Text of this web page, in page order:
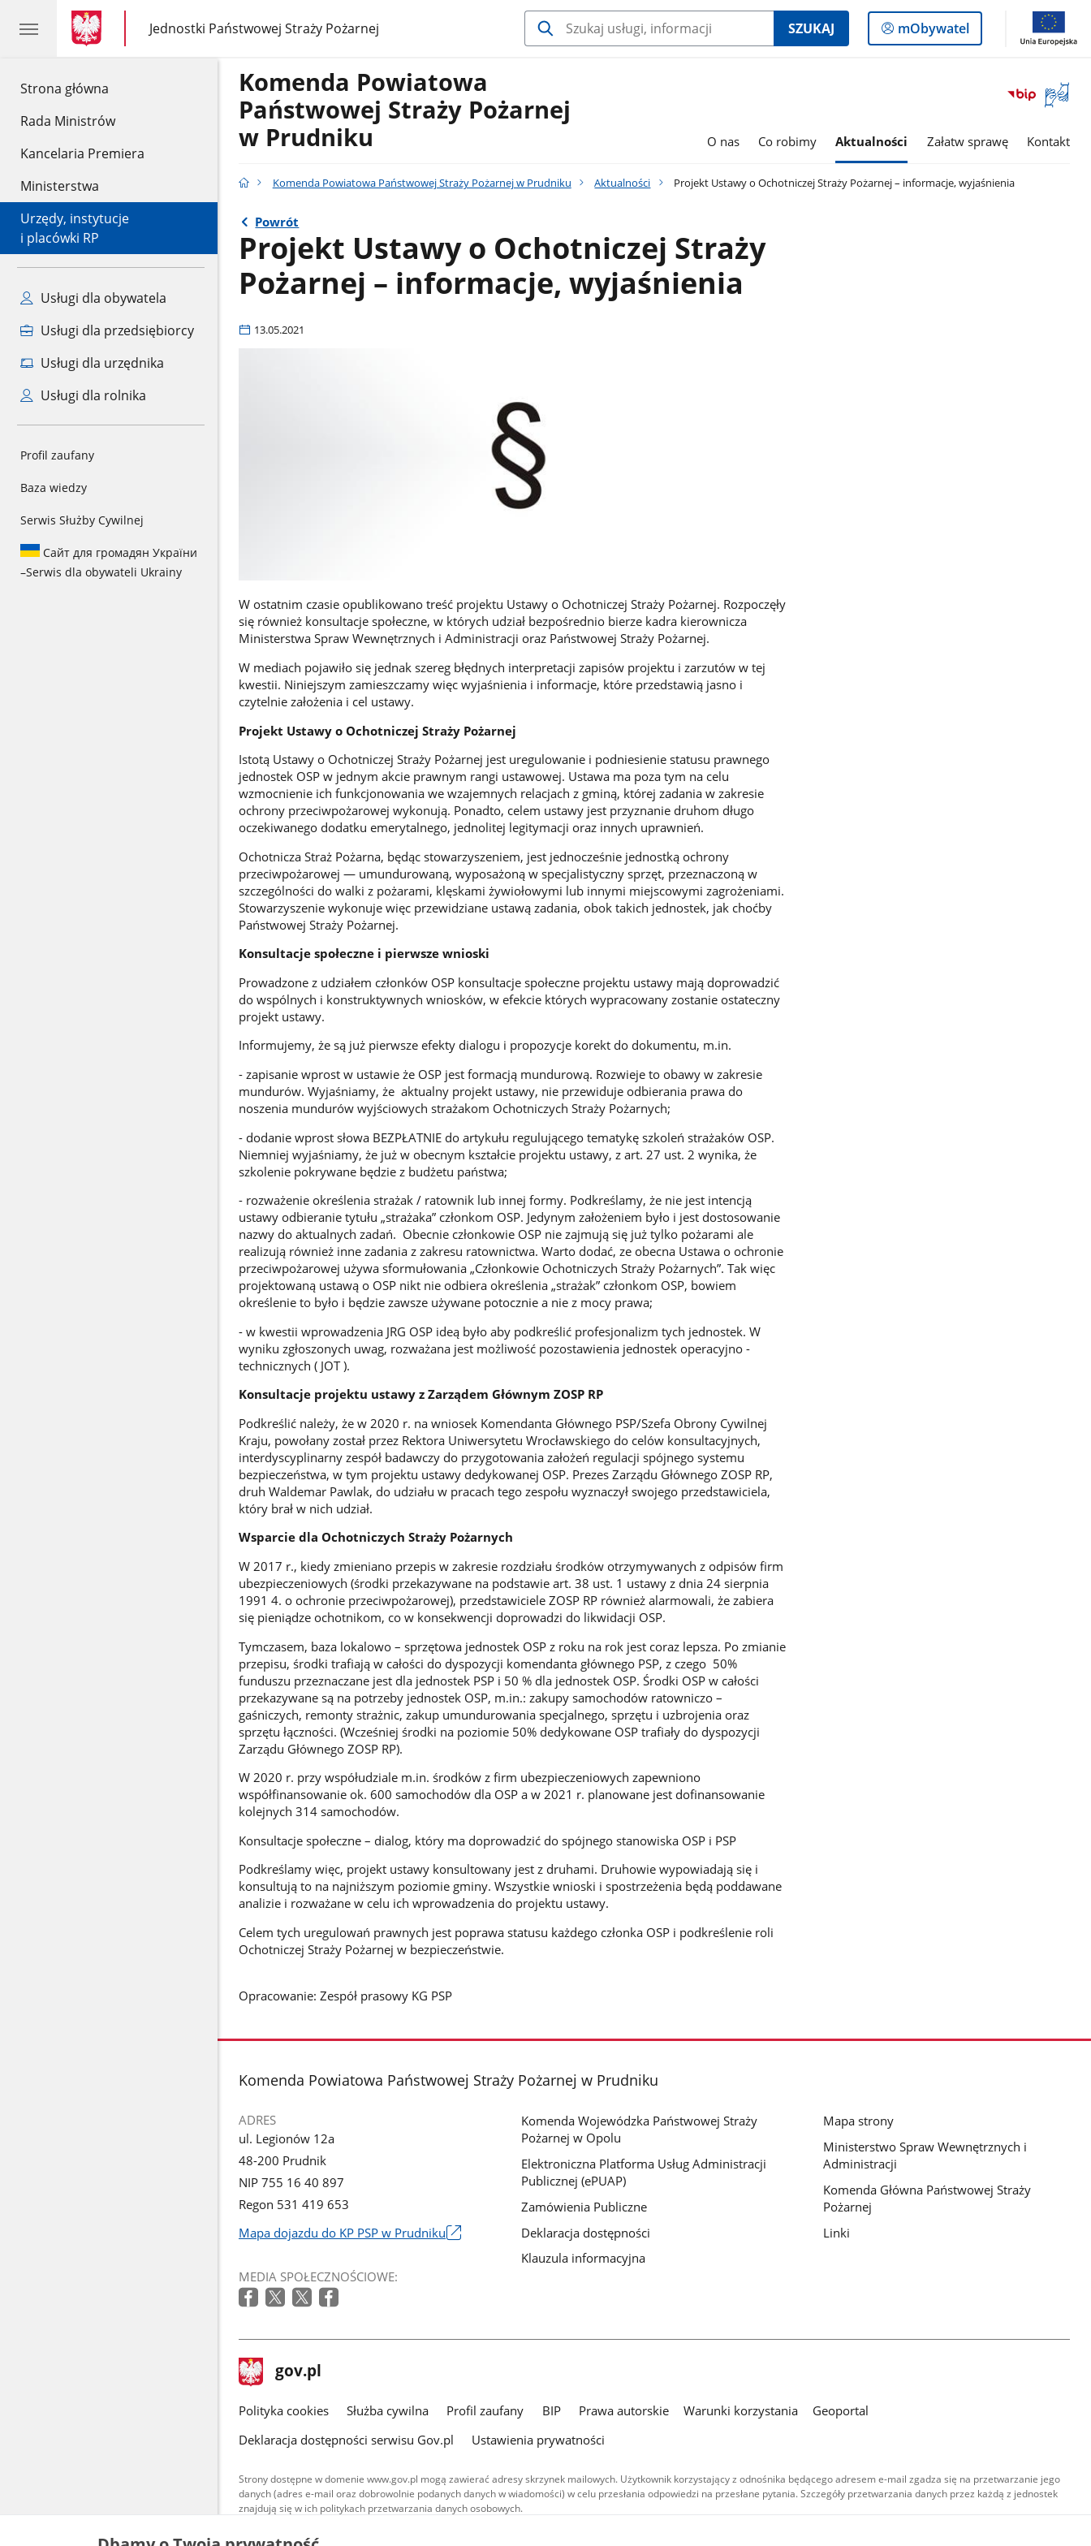
Strona główna
Rada Ministrów
Kancelaria Premiera
Ministerstwa
Urzędy, instytucje
i placówki RP
Usługi dla obywatela
Usługi dla przedsiębiorcy
Usługi dla urzędnika
Usługi dla rolnika
Profil zaufany
Baza wiedzy
Serwis Służby Cywilnej
Сайт для громадян України
–Serwis dla obywateli Ukrainy
gov.pl
gov.pl
Jednostki Państwowej Straży Pożarnej
gov.pl
Jednostki
Państwowej
SZUKAJ
Logowanie
do
mObywatel
Otwórz
okno
Komenda Powiatowa
Państwowej Straży Pożarnej
w Prudniku
O nas Co robimy Aktualności Załatw sprawę Kontakt
Komenda Powiatowa Państwowej Straży Pożarnej w Prudniku Aktualności Projekt Ustawy o Ochotniczej Straży Pożarnej – informacje, wyjaśnienia
Powrót
Projekt Ustawy o Ochotniczej Straży
Pożarnej – informacje, wyjaśnienia
13.05.2021
W ostatnim czasie opublikowano treść projektu Ustawy o Ochotniczej Straży Pożarnej. Rozpoczęły
się również konsultacje społeczne, w których udział bezpośrednio bierze kadra kierownicza
Ministerstwa Spraw Wewnętrznych i Administracji oraz Państwowej Straży Pożarnej.
W mediach pojawiło się jednak szereg błędnych interpretacji zapisów projektu i zarzutów w tej
kwestii. Niniejszym zamieszczamy więc wyjaśnienia i informacje, które przedstawią jasno i
czytelnie założenia i cel ustawy.
Projekt Ustawy o Ochotniczej Straży Pożarnej
Istotą Ustawy o Ochotniczej Straży Pożarnej jest uregulowanie i podniesienie statusu prawnego
jednostek OSP w jednym akcie prawnym rangi ustawowej. Ustawa ma poza tym na celu
wzmocnienie ich funkcjonowania we wzajemnych relacjach z gminą, której zadania w zakresie
ochrony przeciwpożarowej wykonują. Ponadto, celem ustawy jest przyznanie druhom długo
oczekiwanego dodatku emerytalnego, jednolitej legitymacji oraz innych uprawnień.
Ochotnicza Straż Pożarna, będąc stowarzyszeniem, jest jednocześnie jednostką ochrony
przeciwpożarowej — umundurowaną, wyposażoną w specjalistyczny sprzęt, przeznaczoną w
szczególności do walki z pożarami, klęskami żywiołowymi lub innymi miejscowymi zagrożeniami.
Stowarzyszenie wykonuje więc przewidziane ustawą zadania, obok takich jednostek, jak choćby
Państwowej Straży Pożarnej.
Konsultacje społeczne i pierwsze wnioski
Prowadzone z udziałem członków OSP konsultacje społeczne projektu ustawy mają doprowadzić
do wspólnych i konstruktywnych wniosków, w efekcie których wypracowany zostanie ostateczny
projekt ustawy.
Informujemy, że są już pierwsze efekty dialogu i propozycje korekt do dokumentu, m.in.
- zapisanie wprost w ustawie że OSP jest formacją mundurową. Rozwieje to obawy w zakresie
mundurów. Wyjaśniamy, że aktualny projekt ustawy, nie przewiduje odbierania prawa do
noszenia mundurów wyjściowych strażakom Ochotniczych Straży Pożarnych;
- dodanie wprost słowa BEZPŁATNIE do artykułu regulującego tematykę szkoleń strażaków OSP.
Niemniej wyjaśniamy, że już w obecnym kształcie projektu ustawy, z art. 27 ust. 2 wynika, że
szkolenie pokrywane będzie z budżetu państwa;
- rozważenie określenia strażak / ratownik lub innej formy. Podkreślamy, że nie jest intencją
ustawy odbieranie tytułu „strażaka” członkom OSP. Jedynym założeniem było i jest dostosowanie
nazwy do aktualnych zadań. Obecnie członkowie OSP nie zajmują się już tylko pożarami ale
realizują również inne zadania z zakresu ratownictwa. Warto dodać, ze obecna Ustawa o ochronie
przeciwpożarowej używa sformułowania „Członkowie Ochotniczych Straży Pożarnych”. Tak więc
projektowaną ustawą o OSP nikt nie odbiera określenia „strażak” członkom OSP, bowiem
określenie to było i będzie zawsze używane potocznie a nie z mocy prawa;
- w kwestii wprowadzenia JRG OSP ideą było aby podkreślić profesjonalizm tych jednostek. W
wyniku zgłoszonych uwag, rozważana jest możliwość pozostawienia jednostek operacyjno -
technicznych ( JOT ).
Konsultacje projektu ustawy z Zarządem Głównym ZOSP RP
Podkreślić należy, że w 2020 r. na wniosek Komendanta Głównego PSP/Szefa Obrony Cywilnej
Kraju, powołany został przez Rektora Uniwersytetu Wrocławskiego do celów konsultacyjnych,
interdyscyplinarny zespół badawczy do przygotowania założeń regulacji spójnego systemu
bezpieczeństwa, w tym projektu ustawy dedykowanej OSP. Prezes Zarządu Głównego ZOSP RP,
druh Waldemar Pawlak, do udziału w pracach tego zespołu wyznaczył swojego przedstawiciela,
który brał w nich udział.
Wsparcie dla Ochotniczych Straży Pożarnych
W 2017 r., kiedy zmieniano przepis w zakresie rozdziału środków otrzymywanych z odpisów firm
ubezpieczeniowych (środki przekazywane na podstawie art. 38 ust. 1 ustawy z dnia 24 sierpnia
1991 4. o ochronie przeciwpożarowej), przedstawiciele ZOSP RP również alarmowali, że zabiera
się pieniądze ochotnikom, co w konsekwencji doprowadzi do likwidacji OSP.
Tymczasem, baza lokalowo – sprzętowa jednostek OSP z roku na rok jest coraz lepsza. Po zmianie
przepisu, środki trafiają w całości do dyspozycji komendanta głównego PSP, z czego 50%
funduszu przeznaczane jest dla jednostek PSP i 50 % dla jednostek OSP. Środki OSP w całości
przekazywane są na potrzeby jednostek OSP, m.in.: zakupy samochodów ratowniczo –
gaśniczych, remonty strażnic, zakup umundurowania specjalnego, sprzętu i uzbrojenia oraz
sprzętu łączności. (Wcześniej środki na poziomie 50% dedykowane OSP trafiały do dyspozycji
Zarządu Głównego ZOSP RP).
W 2020 r. przy współudziale m.in. środków z firm ubezpieczeniowych zapewniono
współfinansowanie ok. 600 samochodów dla OSP a w 2021 r. planowane jest dofinansowanie
kolejnych 314 samochodów.
Konsultacje społeczne – dialog, który ma doprowadzić do spójnego stanowiska OSP i PSP
Podkreślamy więc, projekt ustawy konsultowany jest z druhami. Druhowie wypowiadają się i
konsultują to na najniższym poziomie gminy. Wszystkie wnioski i spostrzeżenia będą poddawane
analizie i rozważane w celu ich wprowadzenia do projektu ustawy.
Celem tych uregulowań prawnych jest poprawa statusu każdego członka OSP i podkreślenie roli
Ochotniczej Straży Pożarnej w bezpieczeństwie.
Opracowanie: Zespół prasowy KG PSP
stopka
Komenda Powiatowa Państwowej Straży Pożarnej w Prudniku
ADRES
ul. Legionów 12a
48-200 Prudnik
NIP 755 16 40 897
Regon 531 419 653
Mapa dojazdu do KP PSP w Prudniku
się
w
MEDIA SPOŁECZNOŚCIOWE:
Komenda Wojewódzka Państwowej Straży
Pożarnej w Opolu
Elektroniczna Platforma Usług Administracji
Publicznej (ePUAP)
Zamówienia Publiczne
Deklaracja dostępności
Klauzula informacyjna
Mapa strony
Ministerstwo Spraw Wewnętrznych i
Administracji
Komenda Główna Państwowej Straży
Pożarnej
Linki
stopka
gov.pl Strona
gov.pl
gov.pl
Polityka cookies Służba cywilna Profil zaufany BIP Prawa autorskie Warunki korzystania
Geoportal
Deklaracja dostępności serwisu Gov.pl
Ustawienia prywatności
Strony dostępne w domenie www.gov.pl mogą zawierać adresy skrzynek mailowych. Użytkownik korzystający z odnośnika będącego adresem e-mail zgadza się na przetwarzanie jego
danych (adres e-mail oraz dobrowolnie podanych danych w wiadomości) w celu przesłania odpowiedzi na przesłane pytania. Szczegóły przetwarzania danych przez każdą z jednostek
znajdują się w ich politykach przetwarzania danych osobowych.
Treści tekstowe publikowane w serwisie (z wyłączeniem treści audiowizualnych), są